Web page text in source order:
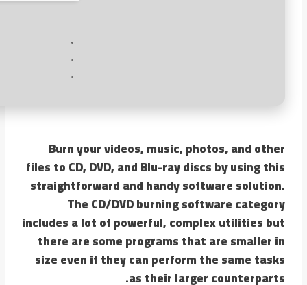
Burn your videos, music, photos, and other
files to CD, DVD, and Blu-ray discs by using this
straightforward and handy software solution.
The CD/DVD burning software category
includes a lot of powerful, complex utilities but
there are some programs that are smaller in
size even if they can perform the same tasks
as their larger counterparts.